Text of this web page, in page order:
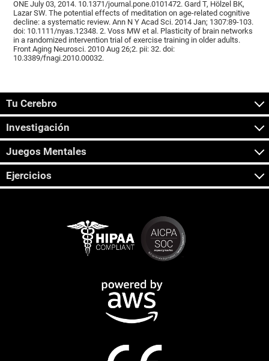
ONE July 03, 2014. 10.1371/journal.pone.0101472. Gard T, Hölzel BK,
Lazar SW. The potential effects of meditation on age-related cognitive
decline: a systematic review. Ann N Y Acad Sci. 2014 Jan; 1307:89-103.
doi: 10.1111/nyas.12348. 2. Voss MW et al. Plasticity of brain networks
in a randomized intervention trial of exercise training in older adults.
Front Aging Neurosci. 2010 Aug 26;2. pii: 32. doi:
10.3389/fnagi.2010.00032.
Tu Cerebro
Investigación
Juegos Mentales
Ejercicios